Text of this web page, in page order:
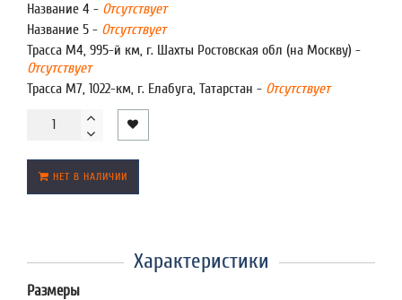
Название 4 - Отсутствует
Название 5 - Отсутствует
Трасса М4, 995-й км, г. Шахты Ростовская обл (на Москву) -
Отсутствует
Трасса М7, 1022-км, г. Елабуга, Татарстан - Отсутствует
НЕТ В НАЛИЧИИ
Характеристики
Размеры